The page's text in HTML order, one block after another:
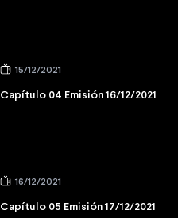
15/12/2021
Capítulo 04 Emisión 16/12/2021
16/12/2021
Capítulo 05 Emisión 17/12/2021